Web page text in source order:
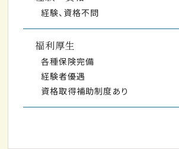
経験、資格不問
福利厚生
各種保険完備
経験者優遇
資格取得補助制度あり